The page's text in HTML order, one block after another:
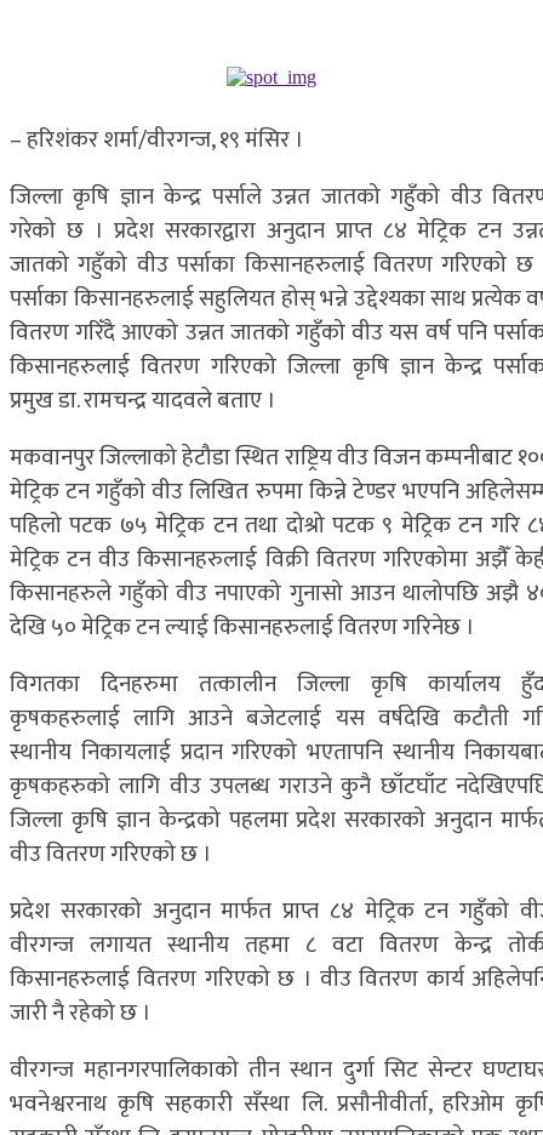
– हरिशंकर शर्मा/वीरगन्ज, १९ मंसिर ।
जिल्ला कृषि ज्ञान केन्द्र पर्साले उन्नत जातको गहुँको वीउ
गरेको छ । प्रदेश सरकारद्वारा अनुदान प्राप्त ८४ मेट्रिक टन
जातको गहुँको वीउ पर्साका किसानहरुलाई वितरण गरिएको छ
पर्साका किसानहरुलाई सहुलियत होस् भन्ने उद्देश्यका साथ प्रत्येक
वितरण गरिँदै आएको उन्नत जातको गहुँको वीउ यस वर्ष पनि
किसानहरुलाई वितरण गरिएको जिल्ला कृषि ज्ञान केन्द्र
प्रमुख डा. रामचन्द्र यादवले बताए ।
मकवानपुर जिल्लाको हेटौडा स्थित राष्ट्रिय वीउ विजन कम्पनीबाट
मेट्रिक टन गहुँको वीउ लिखित रुपमा किन्ने टेण्डर भएपनि
पहिलो पटक ७५ मेट्रिक टन तथा दोश्रो पटक ९ मेट्रिक टन गरि
मेट्रिक टन वीउ किसानहरुलाई विक्री वितरण गरिएकोमा अझैँ
किसानहरुले गहुँको वीउ नपाएको गुनासो आउन थालोपछि अझै
देखि ५० मेट्रिक टन ल्याई किसानहरुलाई वितरण गरिनेछ ।
विगतका दिनहरुमा तत्कालीन जिल्ला कृषि कार्यालय
कृषकहरुलाई लागि आउने बजेटलाई यस वर्षदेखि कटौती
स्थानीय निकायलाई प्रदान गरिएको भएतापनि स्थानीय
कृषकहरुको लागि वीउ उपलब्ध गराउने कुनै छाँटघाँट
जिल्ला कृषि ज्ञान केन्द्रको पहलमा प्रदेश सरकारको अनुदान
वीउ वितरण गरिएको छ ।
प्रदेश सरकारको अनुदान मार्फत प्राप्त ८४ मेट्रिक टन गहुँको
वीरगन्ज लगायत स्थानीय तहमा ८ वटा वितरण केन्द्र
किसानहरुलाई वितरण गरिएको छ । वीउ वितरण कार्य
जारी नै रहेको छ ।
वीरगन्ज महानगरपालिकाको तीन स्थान दुर्गा सिट सेन्टर
भवनेश्वरनाथ कृषि सहकारी सँस्था लि. प्रसौनीवीर्ता, हरिओम